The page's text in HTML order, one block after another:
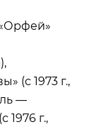
(с 1973 г.,
—
1976 г.,